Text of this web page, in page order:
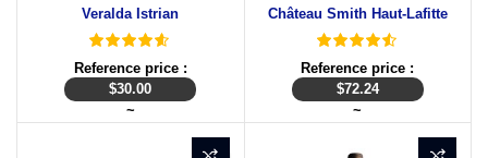
Veralda Istrian
Reference price :
$30.00
~
Château Smith Haut-Lafitte
Reference price :
$72.24
~